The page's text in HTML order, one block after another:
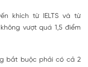
khích từ IELTS và từ
vượt quá 1,5 điểm
bắt buộc phải có cả 2